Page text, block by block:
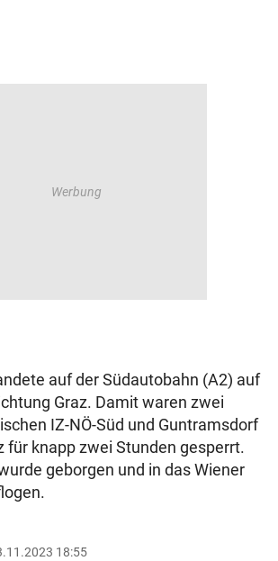
auf der Südautobahn (A2) auf
Graz. Damit waren zwei
IZ-NÖ-Süd und Guntramsdorf
für knapp zwei Stunden gesperrt.
geborgen und in das Wiener
18:55